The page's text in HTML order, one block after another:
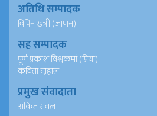
अतिथि सम्पादक
विपिन खत्री (जापान)
सह सम्पादक
पूर्ण प्रकाश विश्वकर्मा (प्रिया)
कविता दाहाल
प्रमुख संवादाता
अंकित रावल